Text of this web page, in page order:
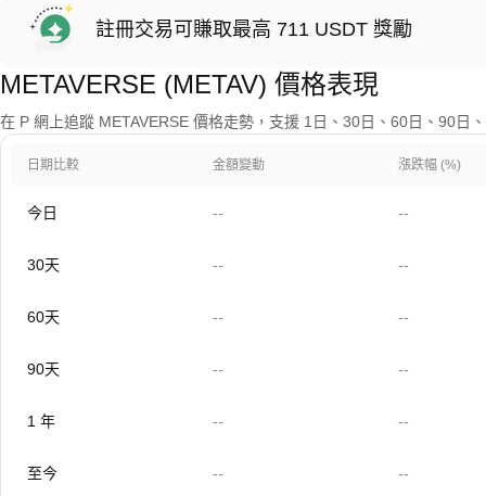
註冊交易可賺取最高 711 USDT 獎勵
METAVERSE (METAV) 價格表現
在 P 網上追蹤 METAVERSE 價格走勢，支援 1日、30日、60日、90日
日期比較 金額變動 漲跌幅 (%)
今日 -- --
30天 -- --
60天 -- --
90天 -- --
1 年 -- --
至今 -- --